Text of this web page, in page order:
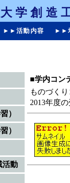
学創造
►►活動内容 ►►
）
）
活動
■学内コン
ものづく
2013年度